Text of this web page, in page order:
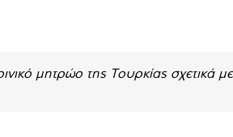
μητρώο της Τουρκίας σχετικά με